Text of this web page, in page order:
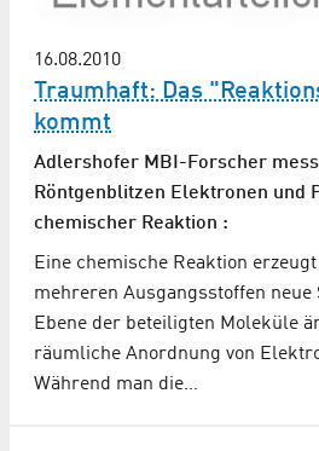
16.08.2010
Traumhaft: Das
kommt
Adlershofer MBI-Forscher
Röntgenblitzen Elektronen und
chemischer Reaktion :
Eine chemische Reaktion
mehreren Ausgangsstoffen neue
Ebene der beteiligten Moleküle
räumliche Anordnung von
Während man die…